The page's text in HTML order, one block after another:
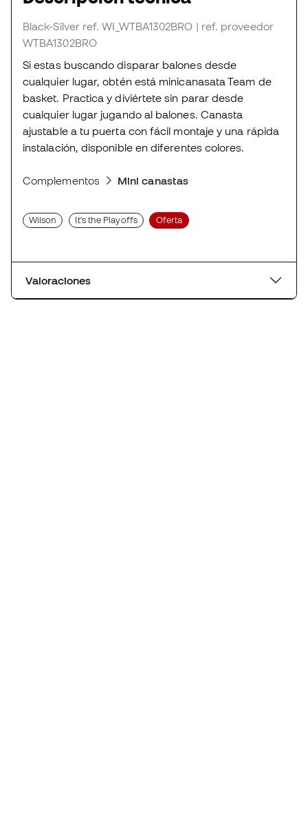
Black-Silver ref. WI_WTBA1302BRO | ref. proveedor
WTBA1302BRO
Si estas buscando disparar balones desde
cualquier lugar, obtén está minicanasata Team de
basket. Practica y diviértete sin parar desde
cualquier lugar jugando al balones. Canasta
ajustable a tu puerta con fácil montaje y una rápida
instalación, disponible en diferentes colores.
Complementos Mini canastas
Wilson It's the Playoffs Oferta
Valoraciones